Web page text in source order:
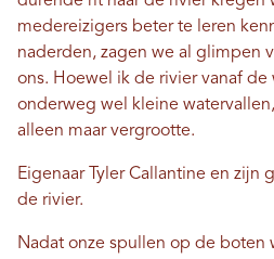
medereizigers beter te leren
naderden, zagen we al glimpen
ons. Hoewel ik de rivier vanaf
onderweg wel kleine
alleen maar vergrootte.
Eigenaar Tyler Callantine en zijn
de rivier.
Nadat onze spullen op de boten